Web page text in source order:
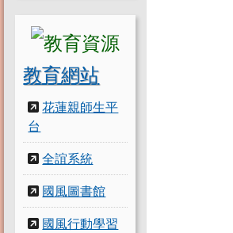
教育網站
花蓮親師生平
台
全誼系統
國風圖書館
國風行動學習